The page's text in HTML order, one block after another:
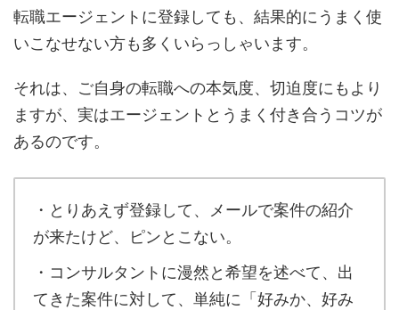
転職エージェントに登録しても、結果的にうまく使
いこなせない方も多くいらっしゃいます。
それは、ご自身の転職への本気度、切迫度にもより
ますが、実はエージェントとうまく付き合うコツが
あるのです。
・とりあえず登録して、メールで案件の紹介
が来たけど、ピンとこない。
・コンサルタントに漫然と希望を述べて、出
てきた案件に対して、単純に「好みか、好み